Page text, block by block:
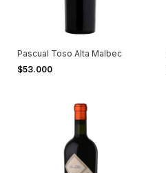
Pascual Toso Alta Malbec
$53.000